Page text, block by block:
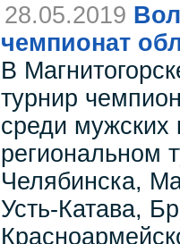
28.05.2019
чемпионат
В
турнир
среди мужских
региональном
Челябинска,
Усть-Катава,